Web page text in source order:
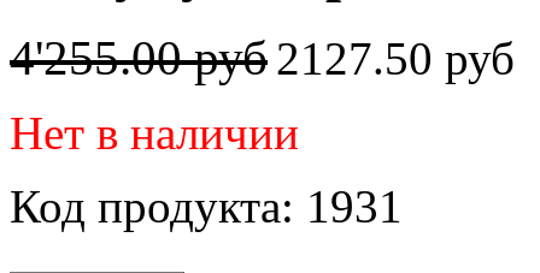
4'255.00 руб2127.50 руб
Нет в наличии
Код продукта: 1931